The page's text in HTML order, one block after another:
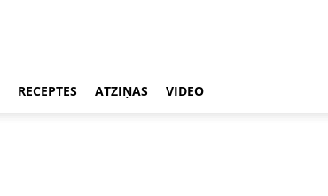
RECEPTES ATZIŅAS VIDEO